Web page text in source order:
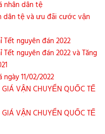
nhân dân tệ
dân tệ và ưu đãi cước vận
nguyên đán 2022
nguyên đán 2022 và Tăng
11/02/2022
VẬN CHUYỂN QUỐC TẾ
VẬN CHUYỂN QUỐC TẾ